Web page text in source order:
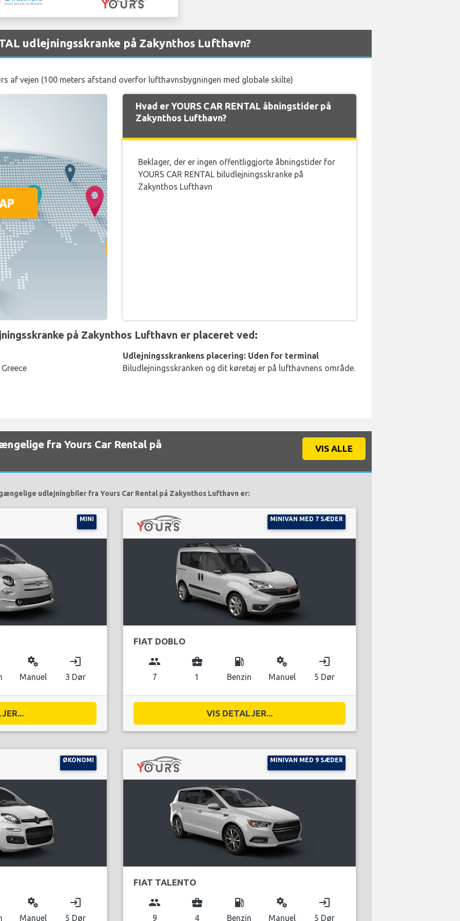
udlejningsskranke på Zakynthos Lufthavn?
af vejen (100 meters afstand overfor lufthavnsbygningen med globale skilte)
Hvad er YOURS CAR RENTAL åbningstider på
Zakynthos Lufthavn?
Beklager, der er ingen offentliggjorte åbningstider for
YOURS CAR RENTAL biludlejningsskranke på
Zakynthos Lufthavn
på Zakynthos Lufthavn er placeret ved:
Udlejningsskrankens placering: Uden for terminal
Biludlejningsskranken og dit køretøj er på lufthavnens område.
fra Yours Car Rental på
VIS ALLE
udlejningbiler fra Yours Car Rental på Zakynthos Lufthavn er:
MINI
miscellaneous_services
Manuel
login
3 Dør
MINIVAN MED 7 SÆDER
FIAT DOBLO
group
7
business_center
1
local_gas_station
Benzin
miscellaneous_services
Manuel
login
5 Dør
VIS DETALJER...
ØKONOMI
miscellaneous_services
Manuel
login
5 Dør
MINIVAN MED 9 SÆDER
FIAT TALENTO
group
9
business_center
4
local_gas_station
Benzin
miscellaneous_services
Manuel
login
5 Dør